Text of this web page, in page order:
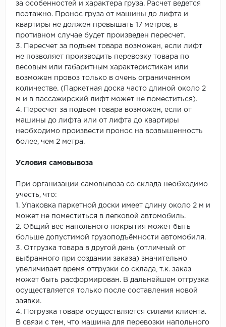
за особенностей и характера груза. Расчет ведется
поэтажно. Пронос груза от машины до лифта и
квартиры не должен превышать 17 метров, в
противном случае будет произведен пересчет.
3. Пересчет за подъем товара возможен, если лифт
не позволяет производить перевозку товара по
весовым или габаритным характеристикам или
возможен провоз только в очень ограниченном
количестве. (Паркетная доска часто длиной около 2
м и в пассажирский лифт может не поместиться).
4. Пересчет за подъем товара возможен, если от
машины до лифта или от лифта до квартиры
необходимо произвести пронос на возвышенность
более, чем 2 метра.
Условия самовывоза
При организации самовывоза со склада необходимо
учесть, что:
1. Упаковка паркетной доски имеет длину около 2 м и
может не поместиться в легковой автомобиль.
2. Общий вес напольного покрытия может быть
больше допустимой грузоподъёмности автомобиля.
3. Отгрузка товара в другой день (отличный от
выбранного при создании заказа) значительно
увеличивает время отгрузки со склада, т.к. заказ
может быть расформирован. В дальнейшем отгрузка
осуществляется только после составления новой
заявки.
4. Погрузка товара осуществляется силами клиента.
В связи с тем, что машина для перевозки напольного